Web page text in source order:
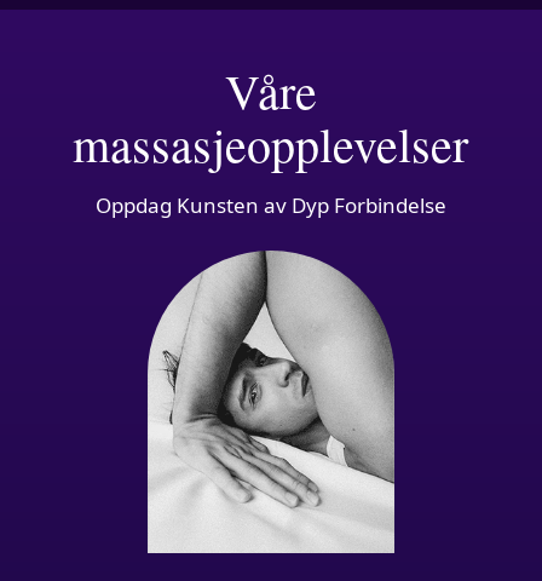
Våre
massasjeopplevelser
Oppdag Kunsten av Dyp Forbindelse